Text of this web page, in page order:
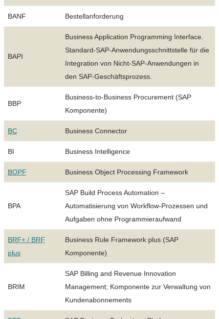
BANF Bestellanforderung
BAPI
Business Application Programming Interface.
Standard-SAP-Anwendungsschnittstelle für die
Integration von Nicht-SAP-Anwendungen in
den SAP-Geschäftsprozess.
BBP
Business-to-Business Procurement (SAP
Komponente)
BC Business Connector
BI Business Intelligence
BOPF Business Object Processing Framework
BPA
SAP Build Process Automation –
Automatisierung von Workflow-Prozessen und
Aufgaben ohne Programmieraufwand
BRF+ / BRF
plus
Business Rule Framework plus (SAP
Komponente)
BRIM
SAP Billing and Revenue Innovation
Management; Komponente zur Verwaltung von
Kundenabonnements